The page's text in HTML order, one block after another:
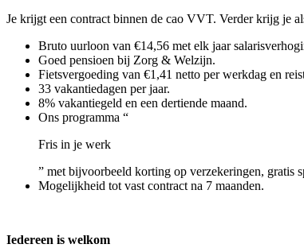
Je krijgt een contract binnen de cao VVT. Verder krijg je
Bruto uurloon van €14,56 met elk jaar
Goed pensioen bij Zorg & Welzijn.
Fietsvergoeding van €1,41 netto per werkdag en
33 vakantiedagen per jaar.
8% vakantiegeld en een dertiende maand.
Ons programma “
Fris in je werk
” met bijvoorbeeld korting op verzekeringen, gratis
Mogelijkheid tot vast contract na 7 maanden.
Iedereen is welkom